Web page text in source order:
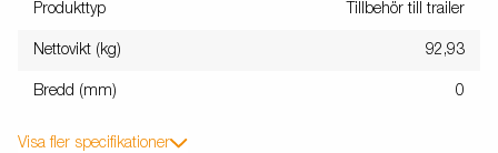
Produkttyp Tillbehör till trailer
Nettovikt (kg) 92,93
Bredd (mm) 0
Visa fler specifikationer